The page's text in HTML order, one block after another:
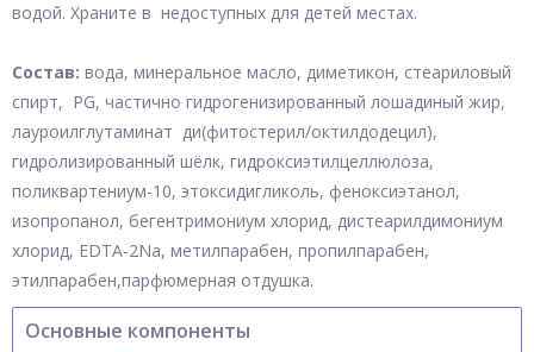
водой. Храните в недоступных для детей местах.
Состав: вода, минеральное масло, диметикон, стеариловый
спирт, PG, частично гидрогенизированный лошадиный жир,
лауроилглутаминат ди(фитостерил/октилдодецил),
гидролизированный шёлк, гидроксиэтилцеллюлоза,
поликвартениум-10, этоксидигликоль, феноксиэтанол,
изопропанол, бегентримониум хлорид, дистеарилдимониум
хлорид, EDTA-2Na, метилпарабен, пропилпарабен,
этилпарабен,парфюмерная отдушка.
Основные компоненты